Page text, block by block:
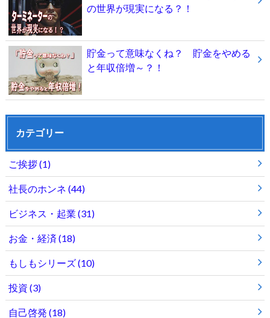
の世界が現実になる？！
貯金って意味なくね？ 貯金をやめる
と年収倍増～？！
カテゴリー
ご挨拶(1)
社長のホンネ (44)
ビジネス・起業 (31)
お金・経済 (18)
もしもシリーズ(10)
投資 (3)
自己啓発 (18)